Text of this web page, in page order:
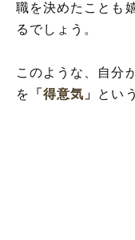
職を決めたことも
るでしょう。
このような、自分
を
「得意気」 とい